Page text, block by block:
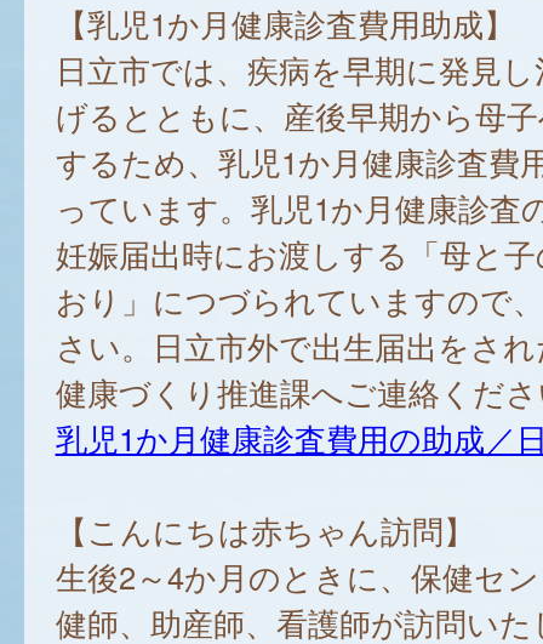
【乳児1か月健康診査費用助成】
日立市では、疾病を早期に発見
げるとともに、産後早期から母
するため、乳児1か月健康診査費
っています。乳児1か月健康診査
妊娠届出時にお渡しする「母と
おり」につづられていますので
さい。日立市外で出生届出をさ
健康づくり推進課へご連絡くだ
乳児1か月健康診査費用の助成／
【こんにちは赤ちゃん訪問】
生後2～4か月のときに、保健セ
健師、助産師、看護師が訪問い